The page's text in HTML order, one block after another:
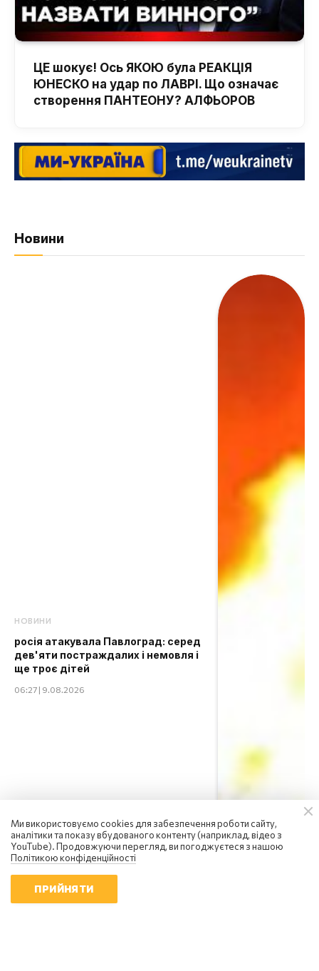
ЦЕ шокує! Ось ЯКОЮ була РЕАКЦІЯ
ЮНЕСКО на удар по ЛАВРІ. Що означає
створення ПАНТЕОНУ? АЛФЬОРОВ
Новини
НОВИНИ
росія атакувала Павлоград: серед
дев'яти постраждалих і немовля і
ще троє дітей
06:27 | 9.08.2026
Ми використовуємо cookies для забезпечення роботи сайту,
аналітики та показу вбудованого контенту (наприклад, відео з
YouTube). Продовжуючи перегляд, ви погоджуєтеся з нашою
Політикою конфіденційності
ПРИЙНЯТИ